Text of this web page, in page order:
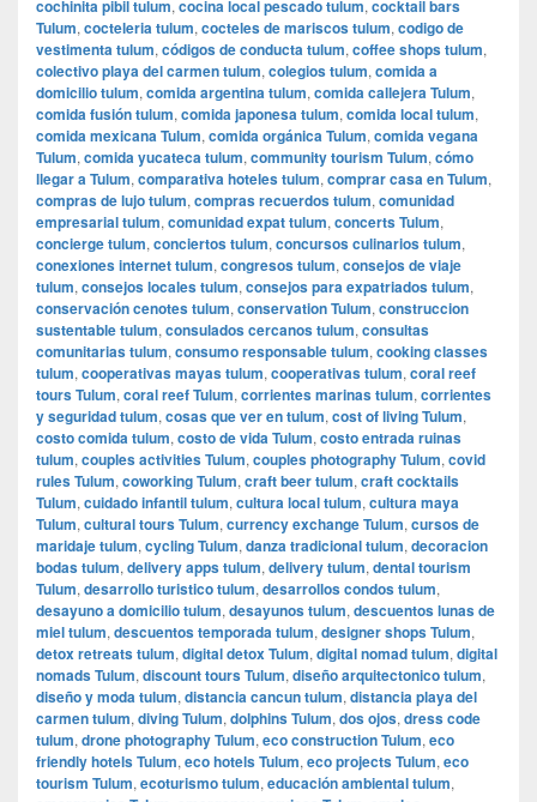
cochinita pibil tulum, cocina local pescado tulum, cocktail bars
Tulum, cocteleria tulum, cocteles de mariscos tulum, codigo de
vestimenta tulum, códigos de conducta tulum, coffee shops tulum,
colectivo playa del carmen tulum, colegios tulum, comida a
domicilio tulum, comida argentina tulum, comida callejera Tulum,
comida fusión tulum, comida japonesa tulum, comida local tulum,
comida mexicana Tulum, comida orgánica Tulum, comida vegana
Tulum, comida yucateca tulum, community tourism Tulum, cómo
llegar a Tulum, comparativa hoteles tulum, comprar casa en Tulum,
compras de lujo tulum, compras recuerdos tulum, comunidad
empresarial tulum, comunidad expat tulum, concerts Tulum,
concierge tulum, conciertos tulum, concursos culinarios tulum,
conexiones internet tulum, congresos tulum, consejos de viaje
tulum, consejos locales tulum, consejos para expatriados tulum,
conservación cenotes tulum, conservation Tulum, construccion
sustentable tulum, consulados cercanos tulum, consultas
comunitarias tulum, consumo responsable tulum, cooking classes
tulum, cooperativas mayas tulum, cooperativas tulum, coral reef
tours Tulum, coral reef Tulum, corrientes marinas tulum, corrientes
y seguridad tulum, cosas que ver en tulum, cost of living Tulum,
costo comida tulum, costo de vida Tulum, costo entrada ruinas
tulum, couples activities Tulum, couples photography Tulum, covid
rules Tulum, coworking Tulum, craft beer tulum, craft cocktails
Tulum, cuidado infantil tulum, cultura local tulum, cultura maya
Tulum, cultural tours Tulum, currency exchange Tulum, cursos de
maridaje tulum, cycling Tulum, danza tradicional tulum, decoracion
bodas tulum, delivery apps tulum, delivery tulum, dental tourism
Tulum, desarrollo turistico tulum, desarrollos condos tulum,
desayuno a domicilio tulum, desayunos tulum, descuentos lunas de
miel tulum, descuentos temporada tulum, designer shops Tulum,
detox retreats tulum, digital detox Tulum, digital nomad tulum, digital
nomads Tulum, discount tours Tulum, diseño arquitectonico tulum,
diseño y moda tulum, distancia cancun tulum, distancia playa del
carmen tulum, diving Tulum, dolphins Tulum, dos ojos, dress code
tulum, drone photography Tulum, eco construction Tulum, eco
friendly hotels Tulum, eco hotels Tulum, eco projects Tulum, eco
tourism Tulum, ecoturismo tulum, educación ambiental tulum,